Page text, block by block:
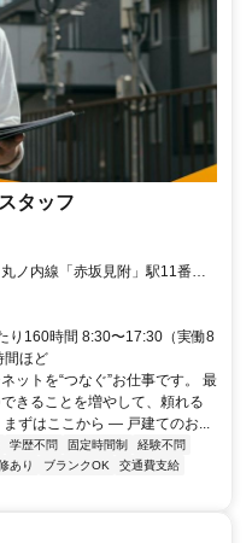
タッフ
ノ内線「赤坂見附」駅11番出
線「溜池山王」駅7番、10番
赤坂」駅2番出口から徒歩5分
り160時間 8:30〜17:30（実働8
間ほど
ットを“つなぐ”お仕事です。 最
きることを増やして、頼れる
ずはここから ― 戸建てのお...
学歴不問 固定時間制
経験不問
あり ブランクOK
交通費支給